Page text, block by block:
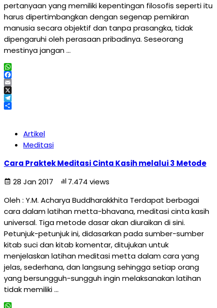
pertanyaan yang memiliki kepentingan filosofis seperti itu
harus dipertimbangkan dengan segenap pemikiran
manusia secara objektif dan tanpa prasangka, tidak
dipengaruhi oleh perasaan pribadinya. Seseorang
mestinya jangan …
WhatsApp
Facebook
Email
X
Telegram
Artikel
Meditasi
Cara Praktek Meditasi Cinta Kasih melalui 3 Metode
28 Jan 2017
7.474 views
Oleh : Y.M. Acharya Buddharakkhita Terdapat berbagai
cara dalam latihan metta-bhavana, meditasi cinta kasih
universal. Tiga metode dasar akan diuraikan di sini.
Petunjuk-petunjuk ini, didasarkan pada sumber-sumber
kitab suci dan kitab komentar, ditujukan untuk
menjelaskan latihan meditasi metta dalam cara yang
jelas, sederhana, dan langsung sehingga setiap orang
yang bersungguh-sungguh ingin melaksanakan latihan
tidak memiliki …